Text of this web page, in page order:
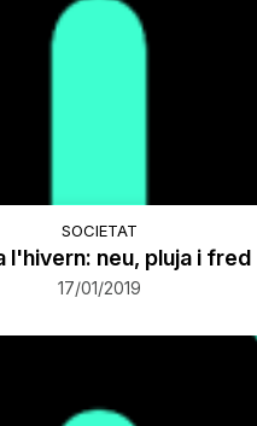
SOCIETAT
l'hivern: neu, pluja i fred
17/01/2019